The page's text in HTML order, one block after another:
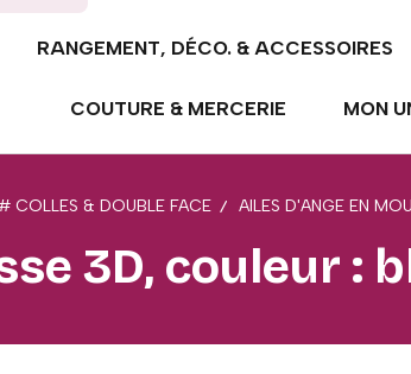
RANGEMENT, DÉCO. & ACCESSOIRES
COUTURE & MERCERIE MON
COLLES & DOUBLE FACE AILES D'ANGE EN
3D, couleur :